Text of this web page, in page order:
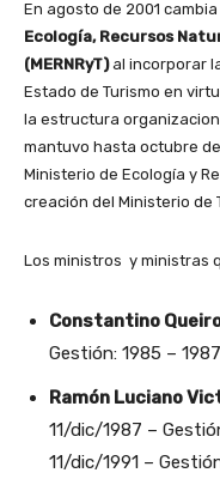
En agosto de 2001
Ecología, Recursos
(MERNRyT)al incorporar
Estado de Turismo en
la estructura
mantuvo hasta octubre
Ministerio de Ecología y
creación del Ministerio de
Los ministros y ministras
Constantino
Gestión: 1985 –
Ramón Luciano
11/dic/1987 –
11/dic/1991 –